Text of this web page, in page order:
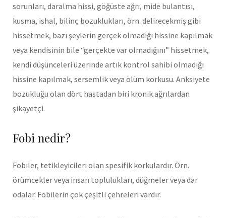
sorunları, daralma hissi, göğüste ağrı, mide bulantısı,
kusma, ishal, bilinç bozuklukları, örn. delirecekmiş gibi
hissetmek, bazı şeylerin gerçek olmadığı hissine kapılmak
veya kendisinin bile “gerçekte var olmadığını” hissetmek,
kendi düşünceleri üzerinde artık kontrol sahibi olmadığı
hissine kapılmak, sersemlik veya ölüm korkusu. Anksiyete
bozukluğu olan dört hastadan biri kronik ağrılardan
şikayetçi.
Fobi nedir?
Fobiler, tetikleyicileri olan spesifik korkulardır. Örn.
örümcekler veya insan toplulukları, düğmeler veya dar
odalar. Fobilerin çok çeşitli çehreleri vardır.